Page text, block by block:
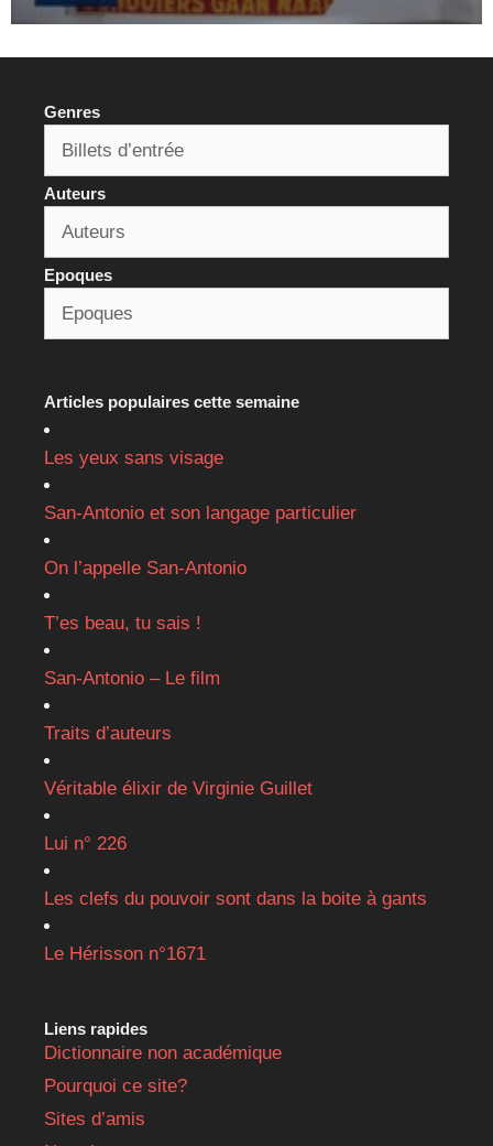
Genres
Auteurs
Epoques
Articles populaires cette semaine
Les yeux sans visage
San-Antonio et son langage particulier
On l’appelle San-Antonio
T’es beau, tu sais !
San-Antonio – Le film
Traits d’auteurs
Véritable élixir de Virginie Guillet
Lui n° 226
Les clefs du pouvoir sont dans la boite à gants
Le Hérisson n°1671
Liens rapides
Dictionnaire non académique
Pourquoi ce site?
Sites d’amis